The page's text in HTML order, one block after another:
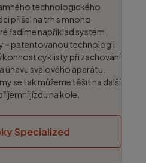
technologického
přišel na trh s mnoho
řadíme například systém
– patentovanou technologii
cyklisty při zachování
únavu svalového aparátu.
se tak můžeme těšit na další
jízdu na kole.
Specialized